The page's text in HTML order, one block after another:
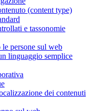
(content type)
e tassonomie
persone sul web
linguaggio semplice
dei contenuti